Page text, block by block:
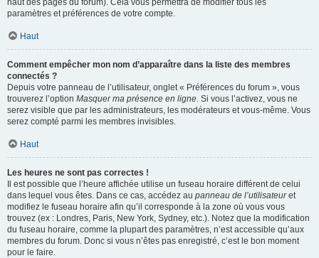
haut des pages du forum). Cela vous permettra de modifier tous les
paramètres et préférences de votre compte.
Haut
Comment empêcher mon nom d’apparaître dans la liste des membres
connectés ?
Depuis votre panneau de l’utilisateur, onglet « Préférences du forum », vous
trouverez l’option Masquer ma présence en ligne. Si vous l’activez, vous ne
serez visible que par les administrateurs, les modérateurs et vous-même. Vous
serez compté parmi les membres invisibles.
Haut
Les heures ne sont pas correctes !
Il est possible que l’heure affichée utilise un fuseau horaire différent de celui
dans lequel vous êtes. Dans ce cas, accédez au panneau de l’utilisateuret
modifiez le fuseau horaire afin qu’il corresponde à la zone où vous vous
trouvez (ex : Londres, Paris, New York, Sydney, etc.). Notez que la modification
du fuseau horaire, comme la plupart des paramètres, n’est accessible qu’aux
membres du forum. Donc si vous n’êtes pas enregistré, c’est le bon moment
pour le faire.